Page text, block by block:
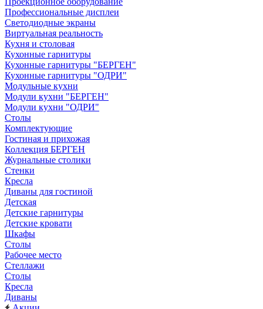
Профессиональные дисплеи
Светодиодные экраны
Виртуальная реальность
Кухня и столовая
Кухонные гарнитуры
Кухонные гарнитуры "БЕРГЕН"
Кухонные гарнитуры "ОДРИ"
Модульные кухни
Модули кухни "БЕРГЕН"
Модули кухни "ОДРИ"
Столы
Комплектующие
Гостиная и прихожая
Коллекция БЕРГЕН
Журнальные столики
Стенки
Кресла
Диваны для гостиной
Детская
Детские гарнитуры
Детские кровати
Шкафы
Столы
Рабочее место
Стеллажи
Столы
Кресла
Диваны